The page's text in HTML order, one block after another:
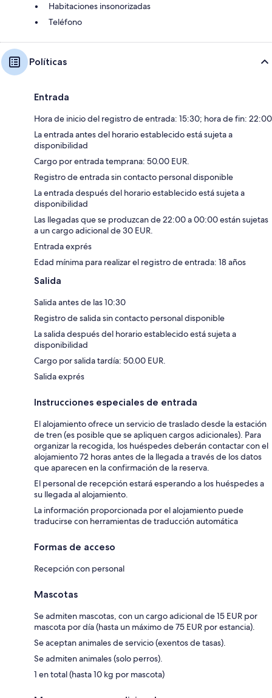
Habitaciones insonorizadas
Teléfono
Políticas
Entrada
Hora de inicio del registro de entrada: 15:30; hora de fin: 22:00
La entrada antes del horario establecido está sujeta a
disponibilidad
Cargo por entrada temprana: 50.00 EUR.
Registro de entrada sin contacto personal disponible
La entrada después del horario establecido está sujeta a
disponibilidad
Las llegadas que se produzcan de 22:00 a 00:00 están sujetas
a un cargo adicional de 30 EUR.
Entrada exprés
Edad mínima para realizar el registro de entrada: 18 años
Salida
Salida antes de las 10:30
Registro de salida sin contacto personal disponible
La salida después del horario establecido está sujeta a
disponibilidad
Cargo por salida tardía: 50.00 EUR.
Salida exprés
Instrucciones especiales de entrada
El alojamiento ofrece un servicio de traslado desde la estación
de tren (es posible que se apliquen cargos adicionales). Para
organizar la recogida, los huéspedes deberán contactar con el
alojamiento 72 horas antes de la llegada a través de los datos
que aparecen en la confirmación de la reserva.
El personal de recepción estará esperando a los huéspedes a
su llegada al alojamiento.
La información proporcionada por el alojamiento puede
traducirse con herramientas de traducción automática
Formas de acceso
Recepción con personal
Mascotas
Se admiten mascotas, con un cargo adicional de 15 EUR por
mascota por día (hasta un máximo de 75 EUR por estancia).
Se aceptan animales de servicio (exentos de tasas).
Se admiten animales (solo perros).
1 en total (hasta 10 kg por mascota)